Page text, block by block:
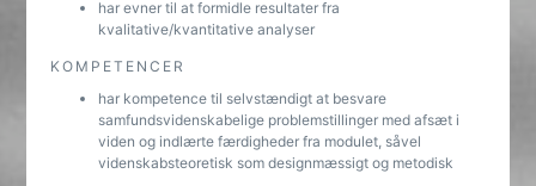
har evner til at formidle resultater fra
kvalitative/kvantitative analyser
KOMPETENCER
har kompetence til selvstændigt at besvare
samfundsvidenskabelige problemstillinger med afsæt i
viden og indlærte færdigheder fra modulet, såvel
videnskabsteoretisk som designmæssigt og metodisk